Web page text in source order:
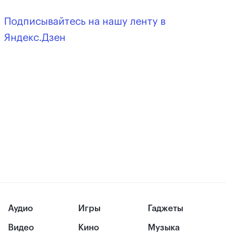
Подписывайтесь на нашу ленту в
Яндекс.Дзен
Аудио
Видео
Игры
Кино
Гаджеты
Музыка